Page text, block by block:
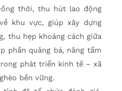
thời, thu hút lao động
khu vực, giúp xây dựng
thu hẹp khoảng cách giữa
phần quảng bá, nâng tầm
phát triển kinh tế – xã
bền vững.